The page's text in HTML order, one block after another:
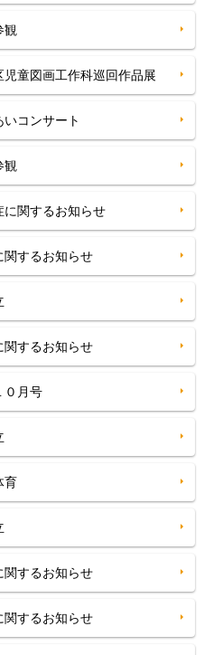
観
童図画工作科巡回作品展
コンサート
観
関するお知らせ
するお知らせ
するお知らせ
０月号
育
するお知らせ
するお知らせ